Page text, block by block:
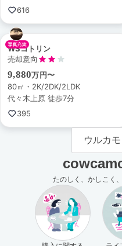
616
WSコトリン
売却意向
9,880万円〜
80㎡・2K/2DK/2LDK
代々木上原 徒歩7分
395
ウルカ
たのしく、かしこく